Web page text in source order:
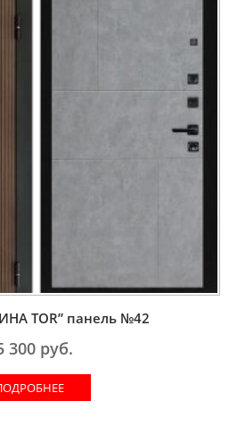
TOR” панель №42
300руб.